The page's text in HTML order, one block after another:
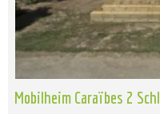
Mobilheim Caraïbes 2